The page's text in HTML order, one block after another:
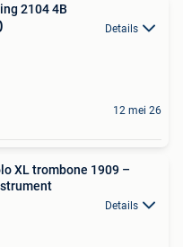
2104 4B
Details
12 mei 26
XL trombone 1909 –
Details